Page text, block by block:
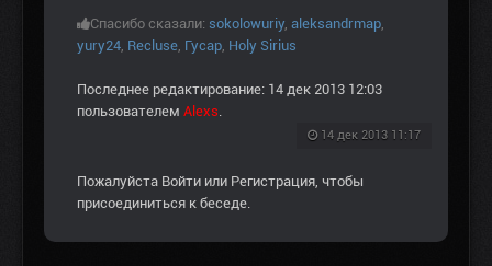
Спасибо сказали: sokolowuriy aleksandrmap
yury24 Recluse Гусар Holy Sirius
Последнее редактирование: 14 дек 2013 12:03
пользователем Alexs
14 дек 2013 11:17
Пожалуйста Войти или Регистрация , чтобы
присоединиться к беседе.